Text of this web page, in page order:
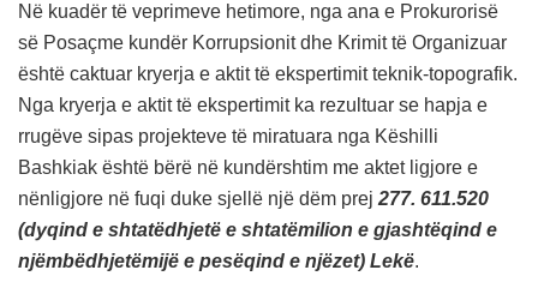
Në kuadër të veprimeve hetimore, nga ana e Prokurorisë
së Posaçme kundër Korrupsionit dhe Krimit të Organizuar
është caktuar kryerja e aktit të ekspertimit teknik-topografik.
Nga kryerja e aktit të ekspertimit ka rezultuar se hapja e
rrugëve sipas projekteve të miratuara nga Këshilli
Bashkiak është bërë në kundërshtim me aktet ligjore e
nënligjore në fuqi duke sjellë një dëm prej 277. 611.520
(dyqind e shtatëdhjetë e shtatëmilion e gjashtëqind e
njëmbëdhjetëmijë e pesëqind e njëzet) Lekë.